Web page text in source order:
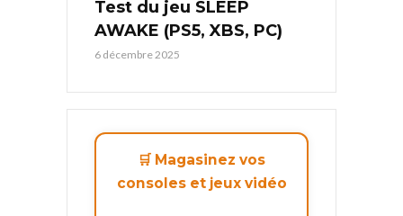
Test du jeu SLEEP
AWAKE (PS5, XBS, PC)
6 décembre 2025
🛒 Magasinez vos
consoles et jeux vidéo